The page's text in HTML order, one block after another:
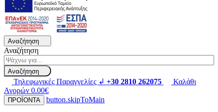
Αναζήτηση
Αναζήτηση
Αναζήτηση
Τηλεφωνικές Παραγγελίες ↲ +30 2810 262075
Καλάθι
Αγορών 0.00€
ΠΡΟΪΟΝΤΑ button.skipToMain